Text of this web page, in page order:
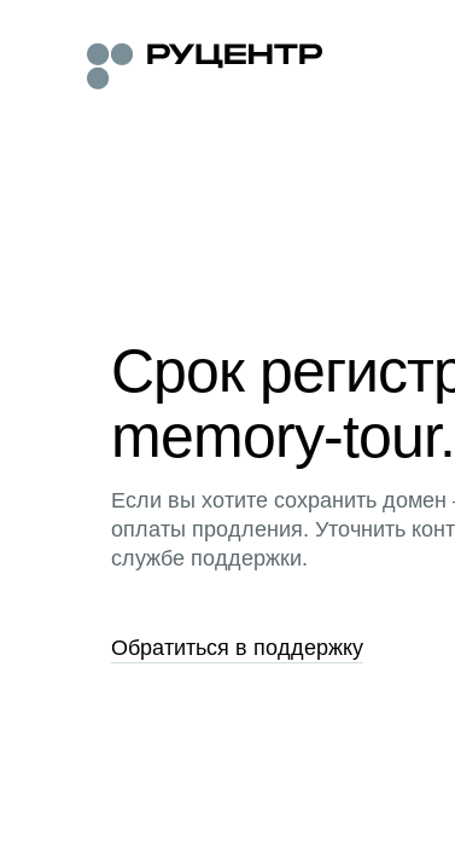
Срок
memory-
Если вы хотите сохранить
оплаты продления. Уточнить
службе поддержки.
Обратиться в поддержку